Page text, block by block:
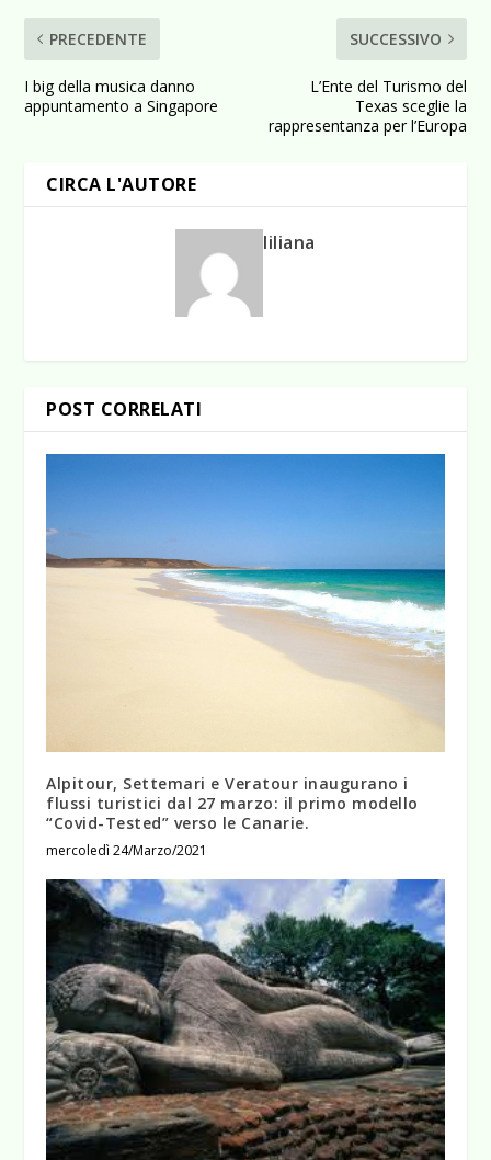
PRECEDENTE
I big della musica danno
appuntamento a Singapore
SUCCESSIVO
L’Ente del Turismo del
Texas sceglie la
rappresentanza per l’Europa
CIRCA L'AUTORE
liliana
POST CORRELATI
Alpitour, Settemari e Veratour inaugurano i
flussi turistici dal 27 marzo: il primo modello
“Covid-Tested” verso le Canarie.
mercoledì 24/Marzo/2021